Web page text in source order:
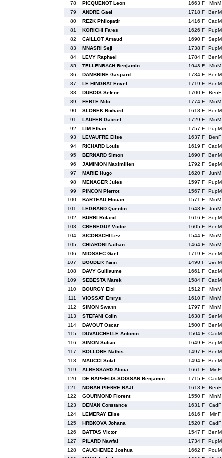
78
PICQUENOT Leon 1663 F
MinM
79
ANDRE Gael 1718 F
BenM
80
REZK Philopatir 1416 F
CadM
81
KORICHI Fares 1626 F
PupM
82
CAILLOT Arnaud 1690 F
SepM
83
MNASRI Seji 1738 F
PupM
84
LEVY Raphael 1784 F
BenM
85
TELLENBACH Benjamin 1643 F
MinM
86
DAMBRINE Gaspard 1734 F
BenM
87
LE HINGRAT Envel 1719 F
BenM
88
DUBOIS Selene 1700 F
BenF
89
FERTE Milo 1774 F
MinM
90
SLONEK Richard 1618 F
BenM
91
LAUFER Gabriel 1729 F
MinM
92
LIM Ethan 1757 F
PupM
93
LEVAUFRE Elise 1637 F
BenF
94
RICHARD Louis 1619 F
CadM
95
BERNARD Simon 1690 F
BenM
96
JAMINION Maximilien 1792 F
SepM
97
MARIE Hugo 1620 F
JunM
98
MENAGER Jules 1597 F
PupM
99
PINCON Pierrot 1567 F
PupM
100
BARTEAU Elouan 1571 F
MinM
101
LEGRAND Quentin 1648 F
JunM
102
BURRI Roland 1616 F
SepM
103
CRENEGUY Victor 1605 F
BenM
104
SICORSCHI Lev 1544 F
MinM
105
CHIARONI Nathan 1464 F
MinM
106
MIOSSEC Gael 1719 F
SenM
107
BOUDER Yann 1498 F
SenM
108
DAVY Guillaume 1661 F
CadM
109
SEBESTA Marek 1584 F
CadM
110
BOURGY Eloi 1512 F
MinM
111
VIOSSAT Emrys 1610 F
MinM
112
SIMON Swann 1797 F
MinM
113
STEFANI Colin 1638 F
SenM
114
DAVOUT Oscar 1500 F
BenM
115
DUVAUCHELLE Antonin 1504 F
CadM
116
SIMON Suliac 1649 F
SepM
117
BOLLORE Mathis 1497 F
BenM
118
MAUCCI Solal 1494 F
BenM
119
ALBESSARD Alicia 1661 F
MinF
120
DE RAPHELIS-SOISSAN Benjamin 1715 F
CadM
121
NORAH PIERRE RAJI 1613 F
BenF
122
GOURMOND Florent 1550 F
MinM
123
DEMAN Constance 1631 F
CadF
124
LEMERAY Elise 1616 F
MinF
125
HRBKOVA Johana 1520 F
CadF
126
BATTAS Victor 1547 F
BenM
127
PILARD Nawfal 1734 F
PupM
128
CAUCHEMEZ Joshua 1662 F
PouM